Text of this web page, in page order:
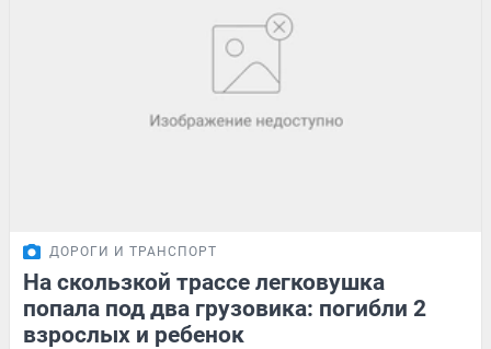
ДОРОГИ И ТРАНСПОРТ
На скользкой трассе легковушка
попала под два грузовика: погибли 2
взрослых и ребенок